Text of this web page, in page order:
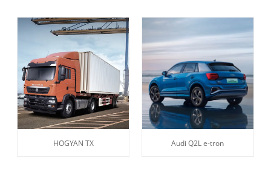
HOGYAN TX Audi Q2L e-tron